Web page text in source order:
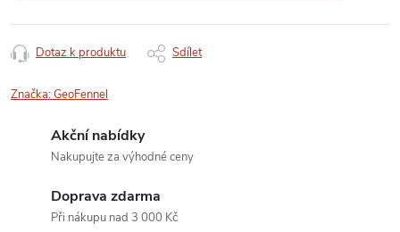
Dotaz k produktu Sdílet
Značka:GeoFennel
Akční nabídky
Nakupujte za výhodné ceny
Doprava zdarma
Při nákupu nad 3 000 Kč